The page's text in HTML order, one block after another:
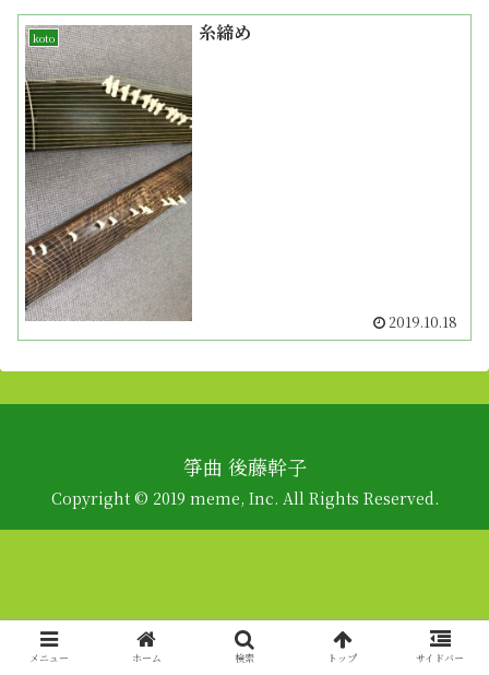
koto 糸締め
2019.10.18
箏曲 後藤幹子
Copyright © 2019 meme, Inc. All Rights Reserved.
メニュー ホーム 検索 トップ サイドバー